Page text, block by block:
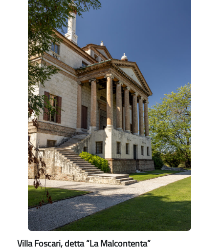
Villa Foscari, detta “La Malcontenta”